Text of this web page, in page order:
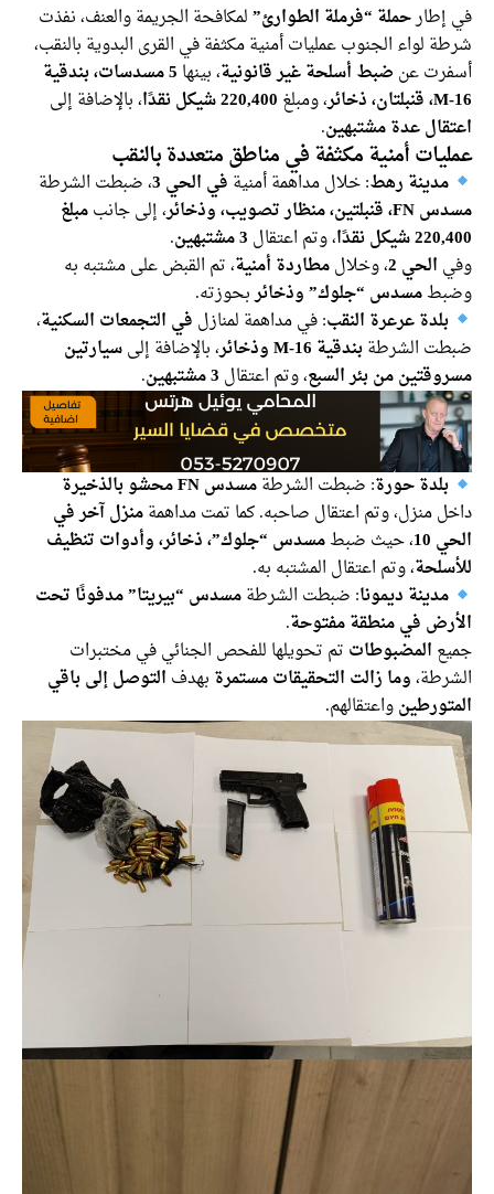
في إطارحملة “فرملة الطوارئ”لمكافحة الجريمة والعنف، نفذت
شرطة لواء الجنوب عمليات أمنية مكثفة في القرى البدوية بالنقب،
أسفرت عن ضبط أسلحة غير قانونية، بينها 5 مسدسات، بندقية
M-16، قنبلتان، ذخائر
، ومبلغ 220,400 شيكل نقدًا
، بالإضافة إلى
اعتقال عدة مشتبهين.
عمليات أمنية مكثفة في مناطق متعددة بالنقب
مدينة رهط: خلال مداهمة أمنية في الحي 3 ، ضبطت الشرطة
مسدس FN، قنبلتين، منظار تصويب، وذخائر
، إلى جانبمبلغ
220,400 شيكل نقدًا
، وتم اعتقال 3 مشتبهين
.
وفي الحي 2 ، وخلالمطاردة أمنية، تم القبض على مشتبه به
وضبطمسدس “جلوك” وذخائربحوزته.
بلدة عرعرة النقب: في مداهمة لمنازل في التجمعات السكنية،
ضبطت الشرطةبندقية M-16 وذخائر ، بالإضافة إلىسيارتين
مسروقتين من بئر السبع، وتم اعتقال 3 مشتبهين .
بلدة حورة: ضبطت الشرطةمسدس FN محشو بالذخيرة
داخل منزل، وتم اعتقال صاحبه. كما تمت مداهمةمنزل آخر في
الحي 10
، حيث ضبطمسدس “جلوك”، ذخائر، وأدوات تنظيف
للأسلحة، وتم اعتقال المشتبه به.
مدينة ديمونا: ضبطت الشرطةمسدس “بيريتا” مدفونًا تحت
الأرض في منطقة مفتوحة.
جميع المضبوطات تم تحويلها للفحص الجنائي في مختبرات
الشرطة،وما زالت التحقيقات مستمرة بهدف التوصل إلى باقي
المتورطينواعتقالهم.